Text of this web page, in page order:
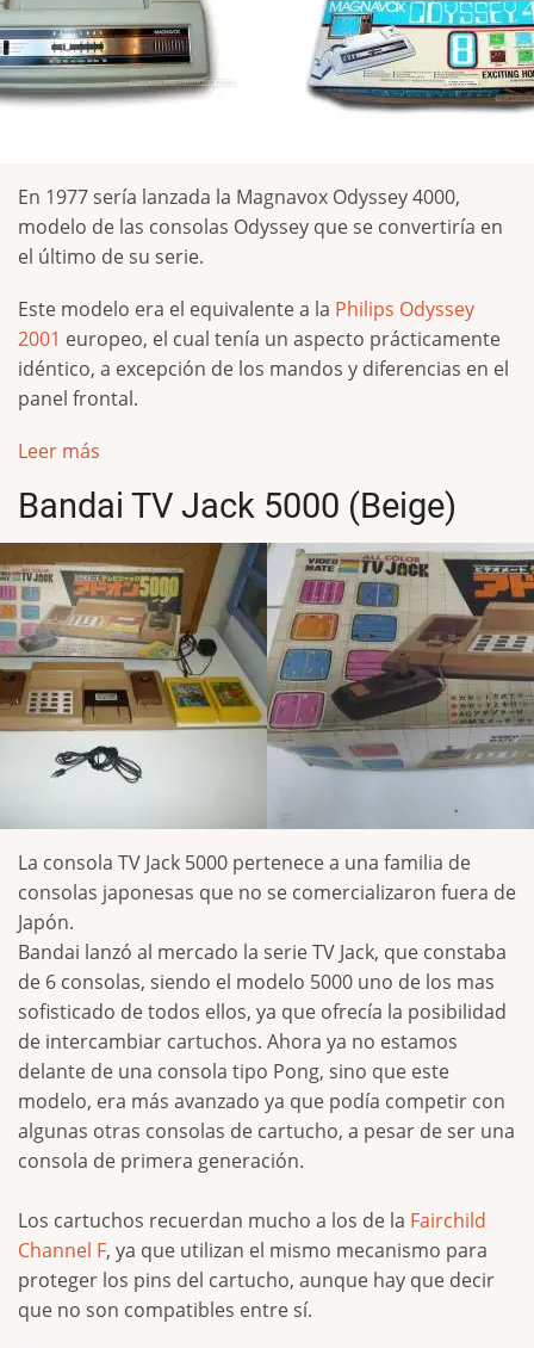
En 1977 sería lanzada la Magnavox Odyssey 4000,
modelo de las consolas Odyssey que se convertiría en
el último de su serie.
Este modelo era el equivalente a la Philips Odyssey
2001 europeo, el cual tenía un aspecto prácticamente
idéntico, a excepción de los mandos y diferencias en el
panel frontal.
Leer más
Bandai TV Jack 5000 (Beige)
La consola TV Jack 5000 pertenece a una familia de
consolas japonesas que no se comercializaron fuera de
Japón.
Bandai lanzó al mercado la serie TV Jack, que constaba
de 6 consolas, siendo el modelo 5000 uno de los mas
sofisticado de todos ellos, ya que ofrecía la posibilidad
de intercambiar cartuchos. Ahora ya no estamos
delante de una consola tipo Pong, sino que este
modelo, era más avanzado ya que podía competir con
algunas otras consolas de cartucho, a pesar de ser una
consola de primera generación.
Los cartuchos recuerdan mucho a los de la Fairchild
Channel F, ya que utilizan el mismo mecanismo para
proteger los pins del cartucho, aunque hay que decir
que no son compatibles entre sí.